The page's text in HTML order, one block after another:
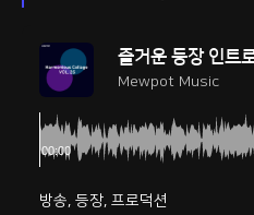
즐거운 등장 인트
Mewpot Music
방송, 등장, 프로덕션